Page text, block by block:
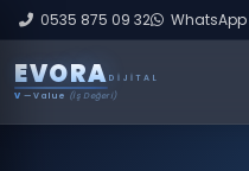
0535 875 09 32 WhatsApp
EVORA DIJITAL
V — Value (İş Değeri)